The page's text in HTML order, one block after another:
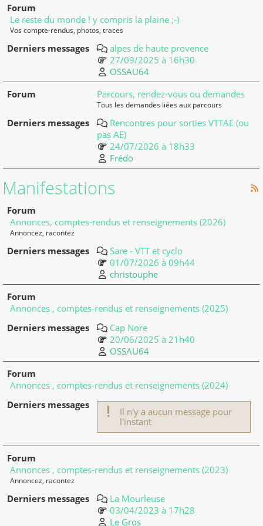
Le reste du monde ! y compris la plaine ;-)
Vos compte-rendus, photos, traces
alpes de haute provence
27/09/2025 à 16h30
OSSAU64
Parcours, rendez-vous ou demandes
Tous les demandes liées aux parcours
Rencontres pour sorties VTTAE (ou
pas AE)
24/07/2026 à 18h33
Frédo
Manifestations
Annonces, comptes-rendus et renseignements (2026)
Annoncez, racontez
Sare - VTT et cyclo
01/07/2026 à 09h44
christouphe
Annonces , comptes-rendus et renseignements (2025)
Cap Nore
20/06/2025 à 21h40
OSSAU64
Annonces , comptes-rendus et renseignements (2024)
Il n'y a aucun message pour
l'instant
Annonces , comptes-rendus et renseignements (2023)
Annoncez, racontez
La Mourleuse
03/04/2023 à 17h28
Le Gros